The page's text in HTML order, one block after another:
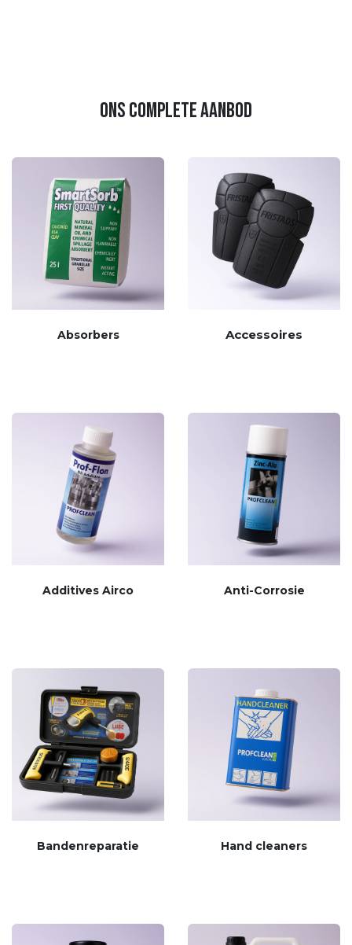
ons complete aanbod
Absorbers Accessoires
Additives Airco Anti-Corrosie
Bandenreparatie Hand cleaners